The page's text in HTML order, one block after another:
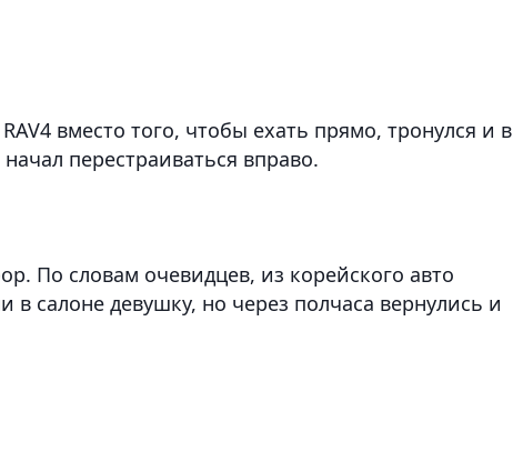
вместо того, чтобы ехать прямо, тронулся и в
перестраиваться вправо.
По словам очевидцев, из корейского авто
салоне девушку, но через полчаса вернулись и